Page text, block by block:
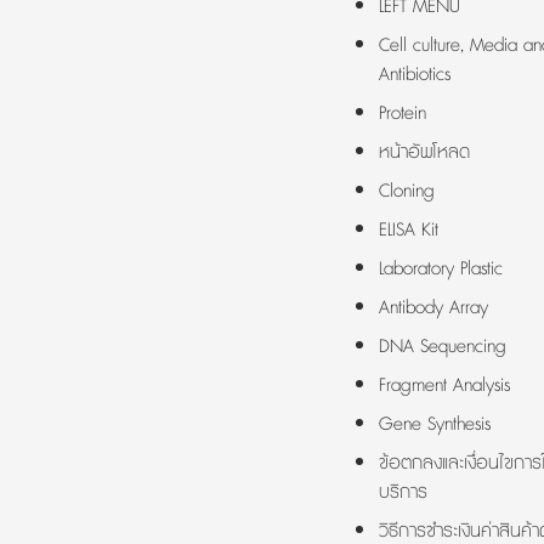
LEFT MENU
Cell culture, Media
Antibiotics
Protein
หน้าอัพโหลด
Cloning
ELISA Kit
Laboratory Plastic
Antibody Array
DNA Sequencing
Fragment Analysis
Gene Synthesis
ข้อตกลงและเงื่อนไขการ
บริการ
วิธีการชำระเงินค่าสินค้